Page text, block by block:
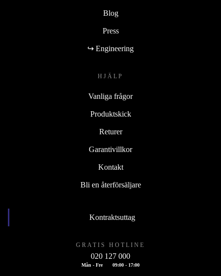
Blog
Press
↪ Engineering
HJÄLP
Vanliga frågor
Produktskick
Returer
Garantivillkor
Kontakt
Bli en återförsäljare
Kontraktsuttag
GRATIS HOTLINE
020 127 000
Mån - Fre 09:00 - 17:00